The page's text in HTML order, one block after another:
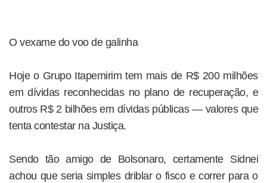
O vexame do voo de galinha
Hoje o Grupo Itapemirim tem mais de R$ 200 milhões
em dívidas reconhecidas no plano de recuperação, e
outros R$ 2 bilhões em dívidas públicas — valores que
tenta contestar na Justiça.
Sendo tão amigo de Bolsonaro, certamente Sidnei
achou que seria simples driblar o fisco e correr para o